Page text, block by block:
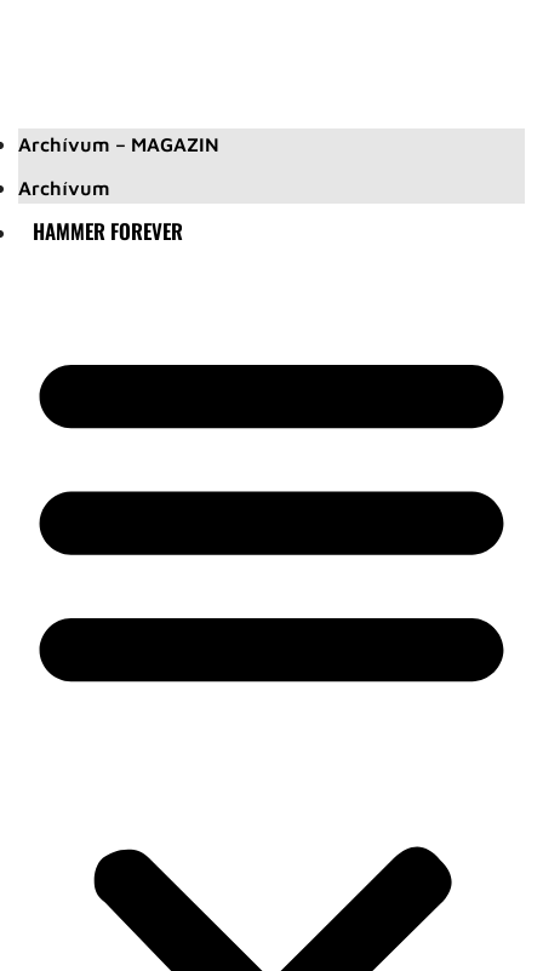
Archívum – MAGAZIN
Archívum
HAMMER FOREVER